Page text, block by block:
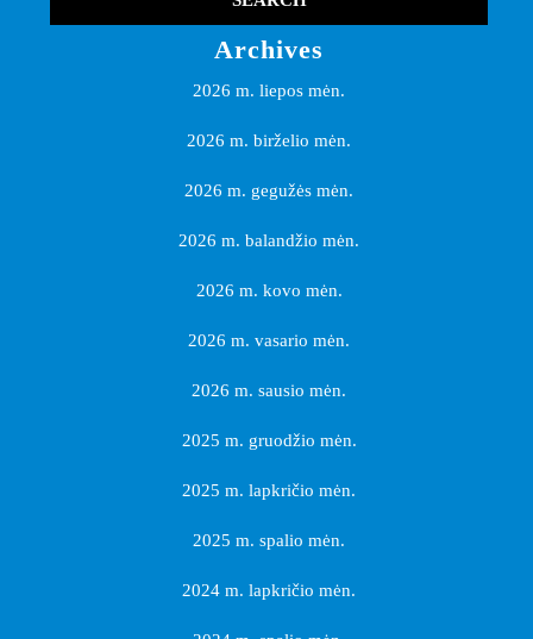
Archives
2026 m. liepos mėn.
2026 m. birželio mėn.
2026 m. gegužės mėn.
2026 m. balandžio mėn.
2026 m. kovo mėn.
2026 m. vasario mėn.
2026 m. sausio mėn.
2025 m. gruodžio mėn.
2025 m. lapkričio mėn.
2025 m. spalio mėn.
2024 m. lapkričio mėn.